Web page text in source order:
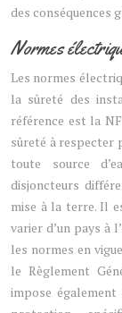
des conséquences
Normes
Les normes
la sûreté des
référence est la
sûreté à respecter
toute source
disjoncteurs
mise à la terre. Il
varier d’un pays à
les normes en
le Règlement
impose